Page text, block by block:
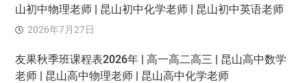
山初中物理老师 | 昆山初中化学老师 | 昆山初中英语老师
2026年7月27日
友果秋季班课程表2026年 | 高一高二高三 | 昆山高中数学
老师 | 昆山高中物理老师 | 昆山高中化学老师